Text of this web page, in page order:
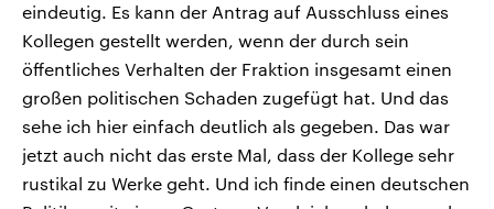
eindeutig. Es kann der Antrag auf Ausschluss eines
Kollegen gestellt werden, wenn der durch sein
öffentliches Verhalten der Fraktion insgesamt einen
großen politischen Schaden zugefügt hat. Und das
sehe ich hier einfach deutlich als gegeben. Das war
jetzt auch nicht das erste Mal, dass der Kollege sehr
rustikal zu Werke geht. Und ich finde einen deutschen